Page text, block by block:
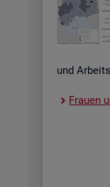
und
Frau­en